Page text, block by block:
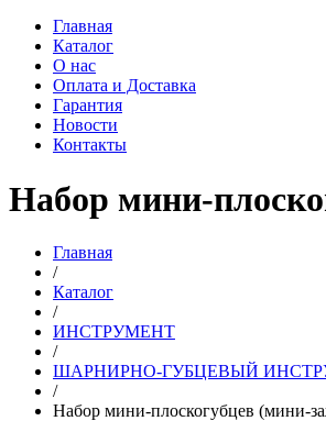
Главная
Каталог
О нас
Оплата и Доставка
Гарантия
Новости
Контакты
Набор мини-
Главная
/
Каталог
/
ИНСТРУМЕНТ
/
ШАРНИРНО-ГУБЦЕВЫЙ
/
Набор мини-плоскогубцев (мини-